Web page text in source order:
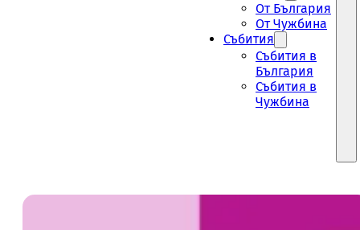
От България
От Чужбина
Събития
Събития в
България
Събития в
Чужбина